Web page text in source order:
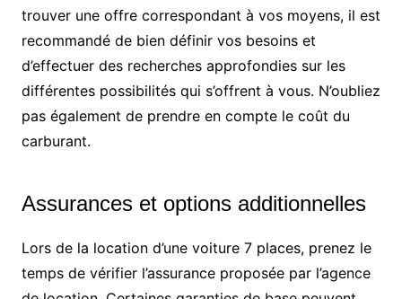
trouver une offre correspondant à vos moyens, il est
recommandé de bien définir vos besoins et
d’effectuer des recherches approfondies sur les
différentes possibilités qui s’offrent à vous. N’oubliez
pas également de prendre en compte le coût du
carburant.
Assurances et options additionnelles
Lors de la location d’une voiture 7 places, prenez le
temps de vérifier l’assurance proposée par l’agence